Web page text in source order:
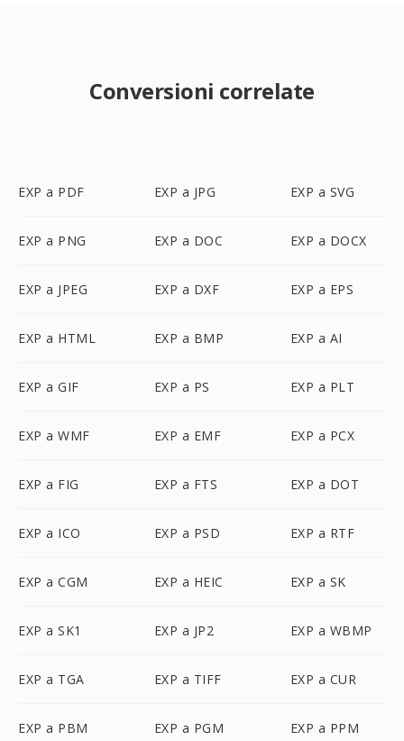
Conversioni correlate
EXP a PDF EXP a JPG EXP a SVG
EXP a PNG EXP a DOC EXP a DOCX
EXP a JPEG EXP a DXF EXP a EPS
EXP a HTML EXP a BMP EXP a AI
EXP a GIF EXP a PS EXP a PLT
EXP a WMF EXP a EMF EXP a PCX
EXP a FIG EXP a FTS EXP a DOT
EXP a ICO EXP a PSD EXP a RTF
EXP a CGM EXP a HEIC EXP a SK
EXP a SK1 EXP a JP2 EXP a WBMP
EXP a TGA EXP a TIFF EXP a CUR
EXP a PBM EXP a PGM EXP a PPM